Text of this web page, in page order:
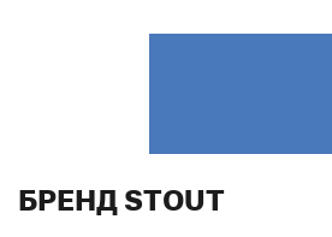
БРЕНД STOUT